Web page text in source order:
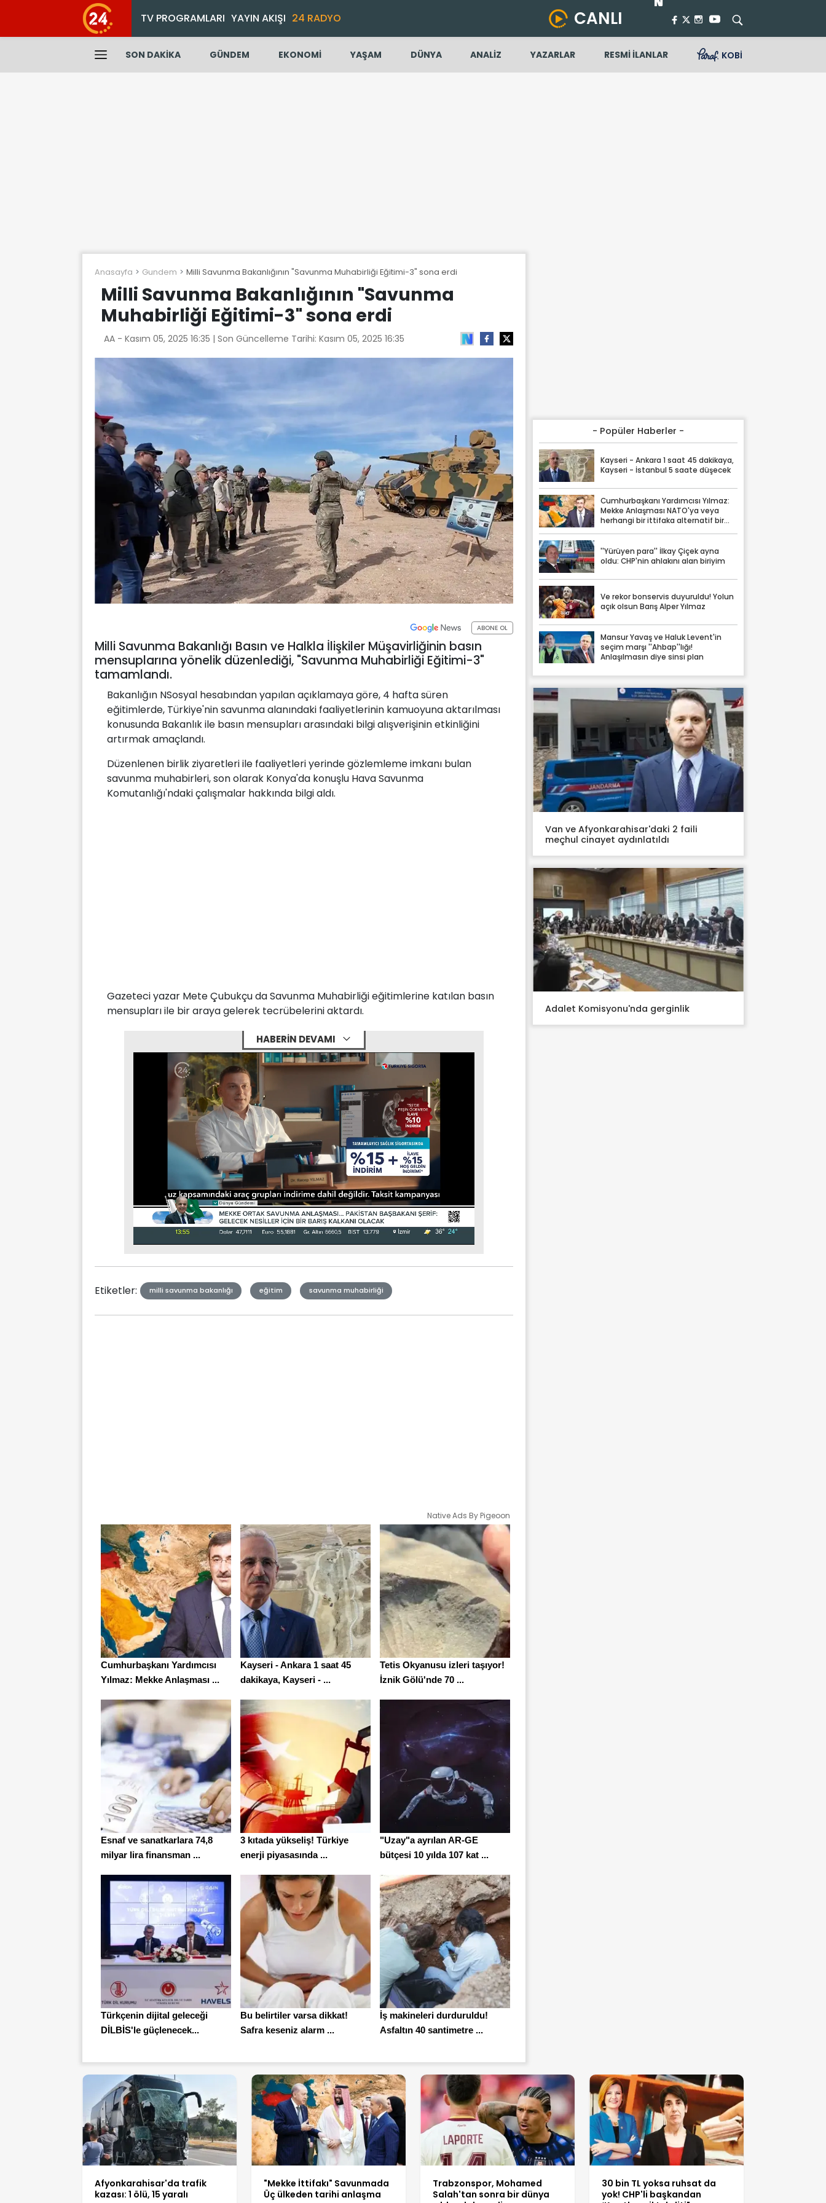
TV PROGRAMLARI YAYIN AKIŞI 24 RADYO CANLI
SON DAKİKA GÜNDEM EKONOMİ YAŞAM DÜNYA ANALİZ YAZARLAR RESMİ İLANLAR KOBİ
Anasayfa Gundem Milli Savunma Bakanlığının "Savunma Muhabirliği Eğitimi-3" sona erdi
Milli Savunma Bakanlığının "Savunma
Muhabirliği Eğitimi-3" sona erdi
AA - Kasım 05, 2025 16:35 | Son Güncelleme Tarihi: Kasım 05, 2025 16:35
ABONE OL
Milli Savunma Bakanlığı Basın ve Halkla İlişkiler Müşavirliğinin basın
mensuplarına yönelik düzenlediği, "Savunma Muhabirliği Eğitimi-3"
tamamlandı.
Bakanlığın NSosyal hesabından yapılan açıklamaya göre, 4 hafta süren
eğitimlerde, Türkiye'nin savunma alanındaki faaliyetlerinin kamuoyuna aktarılması
konusunda Bakanlık ile basın mensupları arasındaki bilgi alışverişinin etkinliğini
artırmak amaçlandı.
Düzenlenen birlik ziyaretleri ile faaliyetleri yerinde gözlemleme imkanı bulan
savunma muhabirleri, son olarak Konya'da konuşlu Hava Savunma
Komutanlığı'ndaki çalışmalar hakkında bilgi aldı.
Gazeteci yazar Mete Çubukçu da Savunma Muhabirliği eğitimlerine katılan basın
mensupları ile bir araya gelerek tecrübelerini aktardı.
HABERİN DEVAMI
Stream
Etiketler: milli savunma bakanlığı eğitim savunma muhabirliği
Native Ads By Pigeoon
Cumhurbaşkanı Yardımcısı
Yılmaz: Mekke Anlaşması ...
Kayseri - Ankara 1 saat 45
dakikaya, Kayseri - ...
Tetis Okyanusu izleri taşıyor!
İznik Gölü'nde 70 ...
Esnaf ve sanatkarlara 74,8
milyar lira finansman ...
3 kıtada yükseliş! Türkiye
enerji piyasasında ...
"Uzay"a ayrılan AR-GE
bütçesi 10 yılda 107 kat ...
Türkçenin dijital geleceği
DİLBİS'le güçlenecek...
Bu belirtiler varsa dikkat!
Safra keseniz alarm ...
İş makineleri durduruldu!
Asfaltın 40 santimetre ...
- Popüler Haberler -
Kayseri - Ankara 1 saat 45 dakikaya,
Kayseri - İstanbul 5 saate düşecek
Cumhurbaşkanı Yardımcısı Yılmaz:
Mekke Anlaşması NATO'ya veya
herhangi bir ittifaka alternatif bir
''Yürüyen para'' İlkay Çiçek ayna
oldu: CHP'nin ahlakını alan biriyim
Ve rekor bonservis duyuruldu! Yolun
açık olsun Barış Alper Yılmaz
Mansur Yavaş ve Haluk Levent'in
seçim marşı ''Ahbap''lığı!
Anlaşılmasın diye sinsi plan
Van ve Afyonkarahisar'daki 2 faili
meçhul cinayet aydınlatıldı
Adalet Komisyonu'nda gerginlik
Afyonkarahisar'da trafik
kazası: 1 ölü, 15 yaralı
"Mekke İttifakı" Savunmada
Üç ülkeden tarihi anlaşma
Trabzonspor, Mohamed
Salah'tan sonra bir dünya
30 bin TL yoksa ruhsat da
yok! CHP'li başkandan